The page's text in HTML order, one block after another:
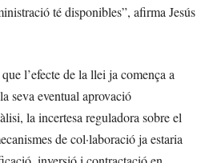
té disponibles”, afirma Jesús
l’efecte de la llei ja comença a
seva eventual aprovació
la incertesa reguladora sobre el
de col·laboració ja estaria